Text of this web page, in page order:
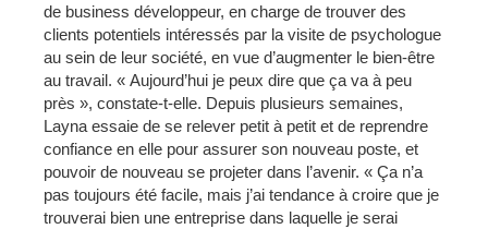
de business développeur, en charge de trouver des
clients potentiels intéressés par la visite de psychologue
au sein de leur société, en vue d’augmenter le bien-être
au travail. « Aujourd’hui je peux dire que ça va à peu
près », constate-t-elle. Depuis plusieurs semaines,
Layna essaie de se relever petit à petit et de reprendre
confiance en elle pour assurer son nouveau poste, et
pouvoir de nouveau se projeter dans l’avenir. « Ça n’a
pas toujours été facile, mais j’ai tendance à croire que je
trouverai bien une entreprise dans laquelle je serai